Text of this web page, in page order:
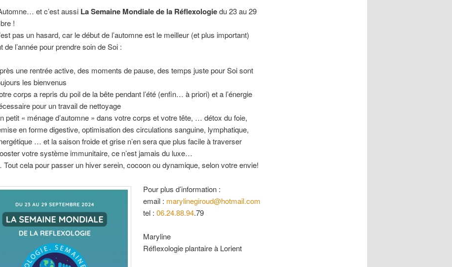
et c’est aussi La Semaine Mondiale de la Réflexologiedu 23 au 29
!
pas un hasard, car le début de l’automne est le meilleur (et plus important)
de l’année pour prendre soin de Soi :
une rentrée active, des moments de pause, des temps juste pour Soi sont
les bienvenus
corps a repris du poil de la bête pendant l’été (enfin… à priori) et a l’énergie
pour un travail de nettoyage
petit « ménage d’automne » dans votre corps et votre tête, … détox du foie,
en forme digestive, optimisation des circulations sanguine, lymphatique,
… et la saison froide et grise n’en sera que plus facile à traverser
votre système immunitaire, ce n’est jamais du luxe…
cela pour passer un hiver serein, cocoon ou dynamique, selon votre envie!
Pour plus d’information :
email : marylinegiroud@hotmail.com
tel :06.24.88.94.79
Maryline
Réflexologie plantaire à Lorient